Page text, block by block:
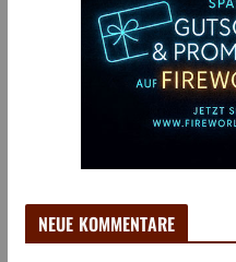
NEUE KOMMENTARE